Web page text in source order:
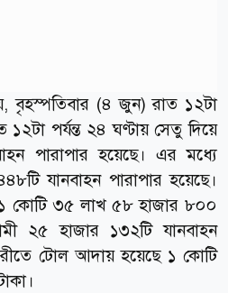
বৃহস্পতিবার (৪ জুন) রাত ১২টা
পর্যন্ত ২৪ ঘণ্টায় সেতু দিয়ে
পারাপার হয়েছে। এর মধ্যে
যানবাহন পারাপার হয়েছে।
কোটি ৩৫ লাখ ৫৮ হাজার ৮০০
২৫ হাজার ১৩২টি যানবাহন
টোল আদায় হয়েছে ১ কোটি